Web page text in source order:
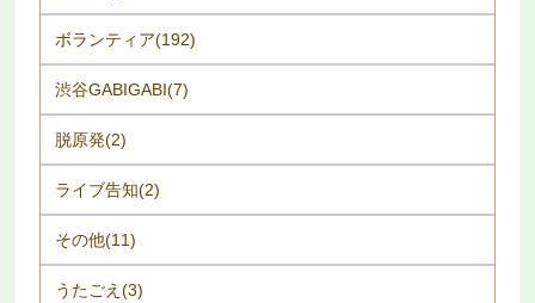
ボランティア(192)
渋谷GABIGABI(7)
脱原発(2)
ライブ告知(2)
その他(11)
うたごえ(3)